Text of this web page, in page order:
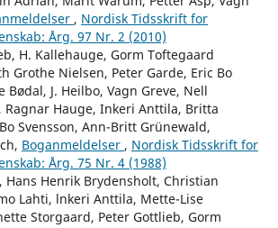
, Nordisk Tidsskrift for
Årg. 97 Nr. 2 (2010)
H. Kallehauge, Gorm Toftegaard
Grothe Nielsen, Peter Garde, Eric Bo
Bødal, J. Heilbo, Vagn Greve, Nell
Ragnar Hauge, Inkeri Anttila, Britta
Svensson, Ann-Britt Grünewald,
Boganmeldelser , Nordisk Tidsskrift for
Årg. 75 Nr. 4 (1988)
Hans Henrik Brydensholt, Christian
Lahti, lnkeri Anttila, Mette-Lise
Storgaard, Peter Gottlieb, Gorm